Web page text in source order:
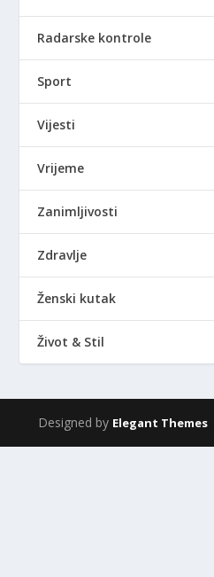
Radarske kontrole
Sport
Vijesti
Vrijeme
Zanimljivosti
Zdravlje
Ženski kutak
Život & Stil
Designed by Elegant Themes